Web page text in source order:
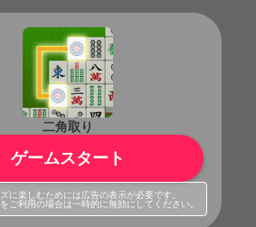
二角取り
ゲームスタート
に楽しむためには広告の表示が必要です。
ご利用の場合は一時的に無効にしてください。